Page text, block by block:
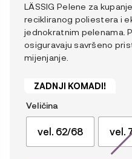
LÄSSIG Pelene za
recikliranog poliestera i
jednokratnim pelenama.
osiguravaju savršeno
mijenjanje.
ZADNJI KOMADI!
Veličina
vel. 62/68 vel.